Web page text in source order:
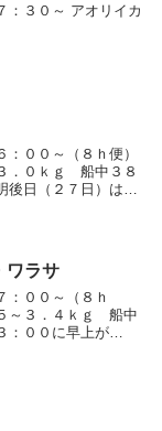
：３０～ アオリイカ
００～（８ｈ便）
０ｋｇ 船中３８
後日（２７日）は予
ラサ
：００～（８ｈ
３．４ｋｇ 船中
：００に早上が